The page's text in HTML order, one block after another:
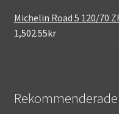
Michelin Road 5 120/70
1,502.55kr